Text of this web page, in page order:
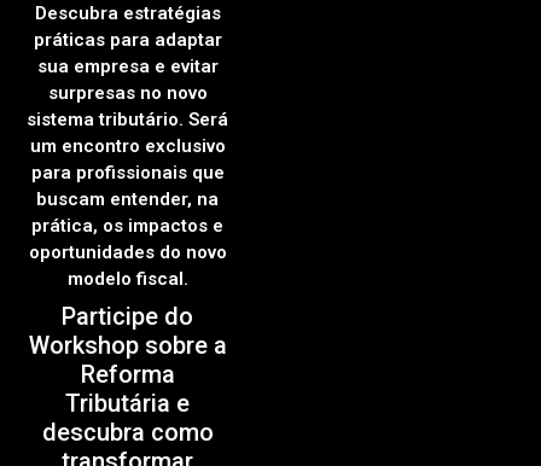
Descubra estratégias
práticas para adaptar
sua empresa e evitar
surpresas no novo
sistema tributário. Será
um encontro exclusivo
para profissionais que
buscam entender, na
prática, os impactos e
oportunidades do novo
modelo fiscal.
Participe do
Workshop sobre a
Reforma
Tributária e
descubra como